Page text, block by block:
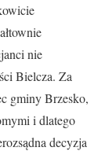
nie
Bielcza. Za
gminy Brzesko,
i dlatego
decyzja